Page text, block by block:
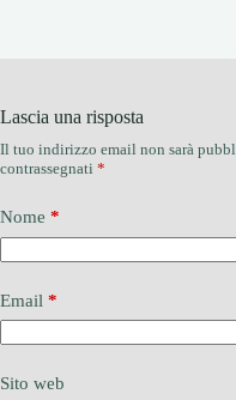
Lascia una risposta
Il tuo indirizzo email non sarà
contrassegnati *
Nome *
Email *
Sito web